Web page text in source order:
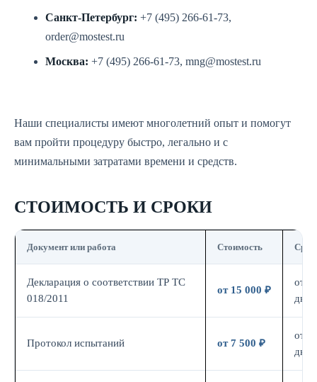
Санкт-Петербург: +7 (495) 266-61-73,
order@mostest.ru
Москва: +7 (495) 266-61-73, mng@mostest.ru
Наши специалисты имеют многолетний опыт и помогут
вам пройти процедуру быстро, легально и с
минимальными затратами времени и средств.
СТОИМОСТЬ И СРОКИ
Документ или работа Стоимость Срок
Декларация о соответствии ТР ТС
018/2011
от 15 000 ₽
от 7
дн.
Протокол испытаний от 7 500 ₽
от 7
дн.